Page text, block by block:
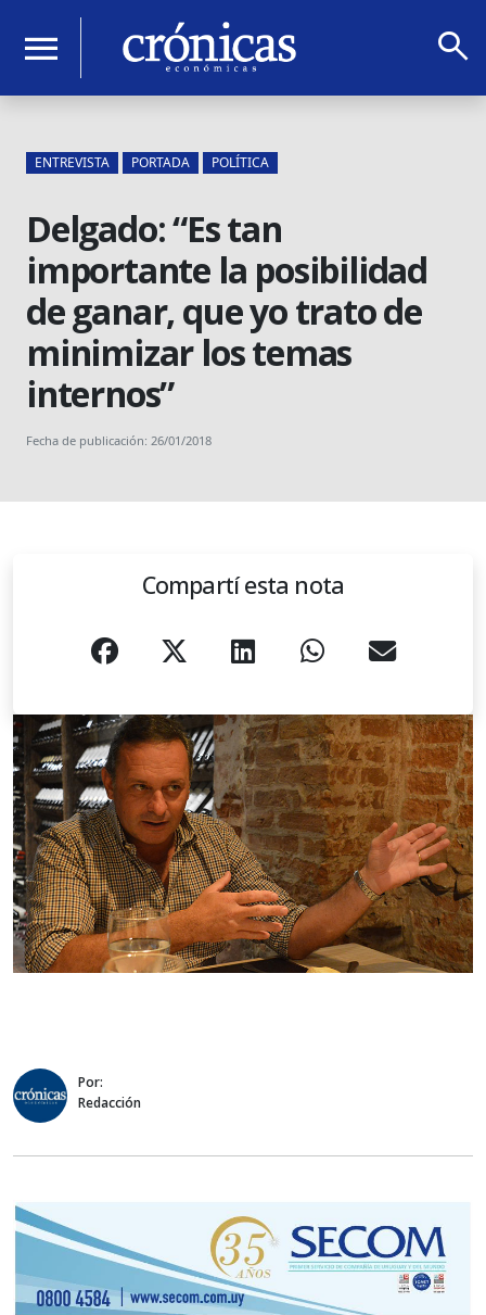
menu search
ENTREVISTA PORTADA POLÍTICA
Delgado: “Es tan
importante la posibilidad
de ganar, que yo trato de
minimizar los temas
internos”
Fecha de publicación: 26/01/2018
Compartí esta nota
Por:
Redacción